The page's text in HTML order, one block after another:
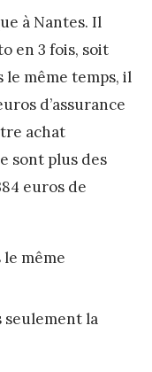
à Nantes. Il
en 3 fois, soit
le même temps, il
d’assurance
achat
sont plus des
euros de
même
seulement la